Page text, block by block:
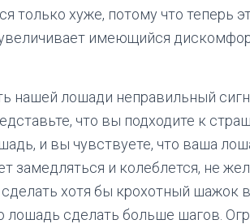
только хуже, потому что теперь
имеющийся
нашей лошади неправильный
что вы подходите к
и вы чувствуете, что ваша
замедляться и колеблется, не
хотя бы крохотный шажок
лошадь сделать больше шагов.